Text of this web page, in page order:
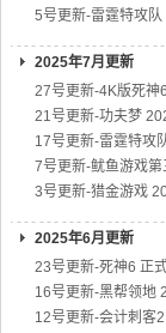
5号更新-雷霆特攻队
2025年7月更新
27号更新-4K版死神6
21号更新-功夫梦
17号更新-雷霆特攻
7号更新-鱿鱼游戏第
3号更新-猎金游戏
2025年6月更新
23号更新-死神6 正
16号更新-黑帮领地
12号更新-会计刺客